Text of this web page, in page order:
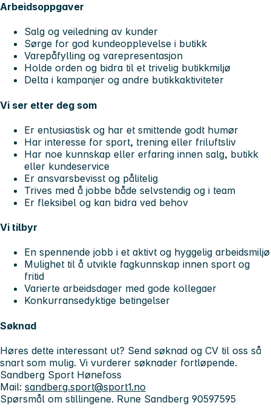
Arbeidsoppgaver
Salg og veiledning av kunder
Sørge for god kundeopplevelse i butikk
Varepåfylling og varepresentasjon
Holde orden og bidra til et trivelig butikkmiljø
Delta i kampanjer og andre butikkaktiviteter
Vi ser etter deg som
Er entusiastisk og har et smittende godt humør
Har interesse for sport, trening eller friluftsliv
Har noe kunnskap eller erfaring innen salg, butikk
eller kundeservice
Er ansvarsbevisst og pålitelig
Trives med å jobbe både selvstendig og i team
Er fleksibel og kan bidra ved behov
Vi tilbyr
En spennende jobb i et aktivt og hyggelig arbeidsmiljø
Mulighet til å utvikle fagkunnskap innen sport og
fritid
Varierte arbeidsdager med gode kollegaer
Konkurransedyktige betingelser
Søknad
Høres dette interessant ut? Send søknad og CV til oss så
snart som mulig. Vi vurderer søknader fortløpende.
Sandberg Sport Hønefoss
Mail: sandberg.sport@sport1.no
Spørsmål om stillingene. Rune Sandberg 90597595